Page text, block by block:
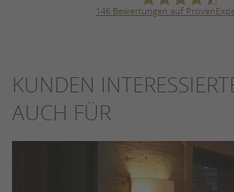
146 Bewertungen auf
KUNDEN
AUCH FÜR